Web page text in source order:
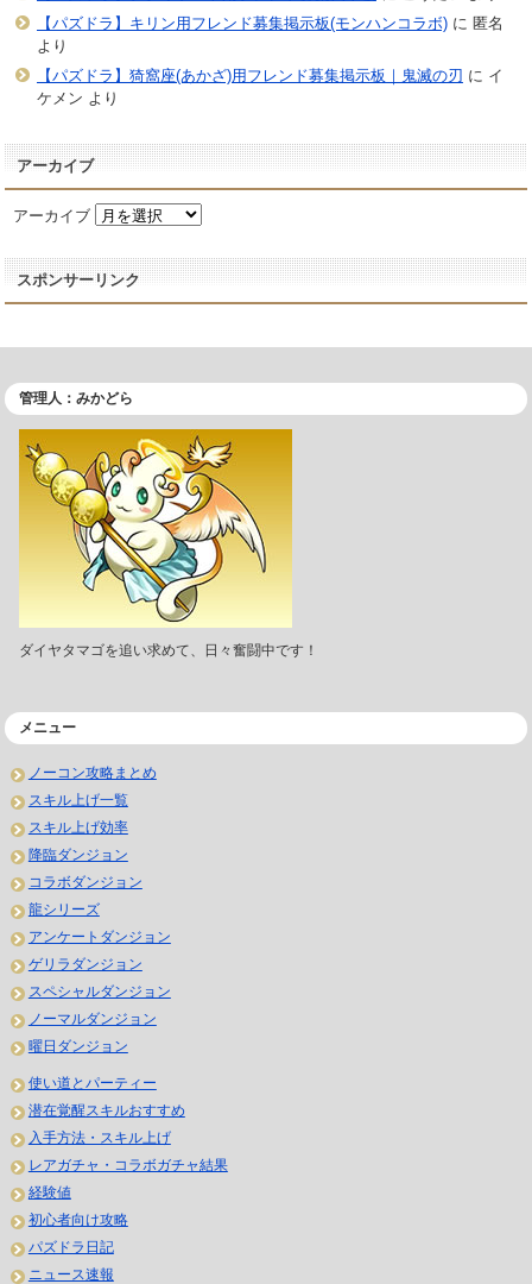
【パズドラ】キリン用フレンド募集掲示板(モンハンコラボ)に 匿名
より
【パズドラ】猗窩座(あかざ)用フレンド募集掲示板｜鬼滅の刃 に イ
ケメン より
アーカイブ
アーカイブ
スポンサーリンク
管理人：みかどら
ダイヤタマゴを追い求めて、日々奮闘中です！
メニュー
ノーコン攻略まとめ
スキル上げ一覧
スキル上げ効率
降臨ダンジョン
コラボダンジョン
龍シリーズ
アンケートダンジョン
ゲリラダンジョン
スペシャルダンジョン
ノーマルダンジョン
曜日ダンジョン
使い道とパーティー
潜在覚醒スキルおすすめ
入手方法・スキル上げ
レアガチャ・コラボガチャ結果
経験値
初心者向け攻略
パズドラ日記
ニュース速報